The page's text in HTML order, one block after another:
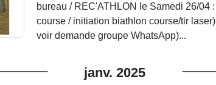
bureau / REC'ATHLON le Samedi 26/04
course / initiation biathlon course/tir
voir demande groupe WhatsApp)...
janv. 2025